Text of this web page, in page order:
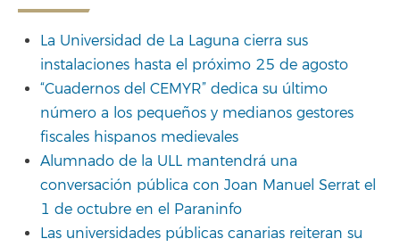
La Universidad de La Laguna cierra sus
instalaciones hasta el próximo 25 de agosto
“Cuadernos del CEMYR” dedica su último
número a los pequeños y medianos gestores
fiscales hispanos medievales
Alumnado de la ULL mantendrá una
conversación pública con Joan Manuel Serrat el
1 de octubre en el Paraninfo
Las universidades públicas canarias reiteran su